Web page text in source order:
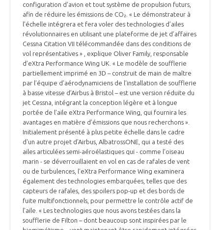
NOS RÉSEAUX À L'INTERNATIONAL
COMITÉ AERO PME
STARTAIR
COMMISSIONS ET COMITÉS
LES PROGRAMMES DU GIFAS
UN ÉCOSYSTÈME INTÉGRÉ ET COHÉRENT
POURQUOI DEVENIR MEMBRE ?
LA MÉDIATION
LA MÉDIATION DANS LA FILIÈRE AÉRONAUTIQUE ET SPATIALE
LE MÉDIATEUR DE LA FILIÈRE AÉRONAUTIQUE ET SPATIALE
MÉDIATION ET CHARTE D’ENGAGEMENT SUR LES RELATIONS ENTRE
CLIENTS ET FOURNISSEURS
LA MÉDIATION AU-DELÀ DE LA FILIÈRE AÉRONAUTIQUE ET SPATIALE
PRENDRE CONTACT AVEC LE MÉDIATEUR DE LA FILIÈRE
LE SALON DU BOURGET
L'OBSERVATOIRE
CHIFFRES CLÉS
LES ENJEUX
COMPÉTITIVITÉ
EMPLOI & FORMATION
LES PUBLICATIONS
DOCUMENTS & BROCHURES
configuration d'avion et tout système de propulsion futurs,
afin de réduire les émissions de CO₂. « Le démonstrateur à
l’échelle intégrera et fera voler des technologies d’ailes
révolutionnaires en utilisant une plateforme de jet d’affaires
Cessna Citation VII télécommandée dans des conditions de
vol représentatives » , explique Oliver Family, responsable
d’eXtra Performance Wing UK. « Le modèle de soufflerie
partiellement imprimé en 3D – construit de main de maître
par l’équipe d’aérodynamiciens de l’installation de soufflerie
à basse vitesse d’Airbus à Bristol – est une version réduite du
jet Cessna, intégrant la conception légère et à longue
portée de l’aile eXtra Performance Wing, qui fournira les
avantages en matière d’émissions que nous recherchons ».
Initialement présenté à plus petite échelle dans le cadre
d'un autre projet d'Airbus, AlbatrossONE, qui a testé des
ailes articulées semi-aéroélastiques qui - comme l'oiseau
marin - se déverrouillaient en vol en cas de rafales de vent
ou de turbulences, l'eXtra Performance Wing examinera
également des technologies embarquées, telles que des
capteurs de rafales, des spoilers pop-up et des bords de
fuite multifonctionnels, pour permettre le contrôle actif de
l'aile. « Les technologies que nous avons testées dans la
soufflerie de Filton – dont beaucoup sont inspirées par le
Découvrez les avantages d'adhérer au GIFAS.
Rencontres, salons, données sectorielles,
programmes ...
DEMANDE D’ADHÉSION